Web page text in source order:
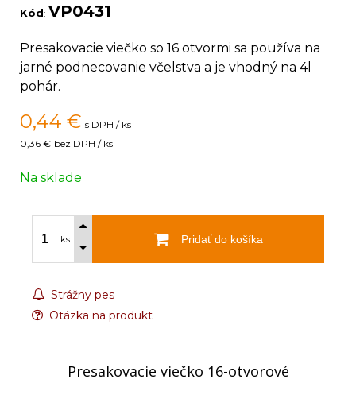
Kód: VP0431
Presakovacie viečko so 16 otvormi sa používa na
jarné podnecovanie včelstva a je vhodný na 4l
pohár.
0,44 € s DPH / ks
0,36 € bez DPH / ks
Na sklade
ks Pridať do košíka
Strážny pes
Otázka na produkt
Presakovacie viečko 16-otvorové